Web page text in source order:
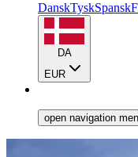
DanskTyskSpansk
DA
EUR
open navigation